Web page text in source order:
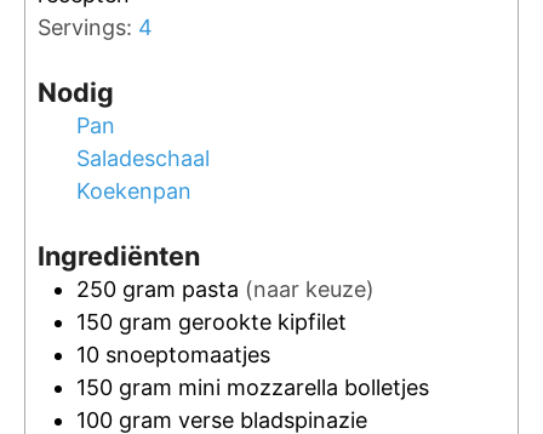
Servings: 4
Nodig
Pan
Saladeschaal
Koekenpan
Ingrediënten
250 gram pasta (naar keuze)
150 gram gerookte kipfilet
10 snoeptomaatjes
150 gram mini mozzarella bolletjes
100 gram verse bladspinazie